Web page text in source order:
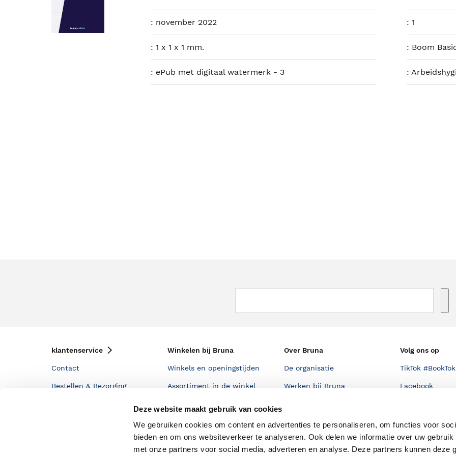
Deze website maakt gebruik van cookies
We gebruiken cookies om content en advertenties te personaliseren, om functies voor
bieden en om ons websiteverkeer te analyseren. Ook delen we informatie over uw
met onze partners voor social media, adverteren en analyse. Deze partners kunnen deze
: november 2022 :1
: 1 x 1 x 1 mm. : Boom
: ePub met digitaal watermerk - 3 :
klantenservice
Contact
Bestellen & Bezorging
Annuleren & Retourneren
Winkelen bij Bruna
Winkels en openingstijden
Assortiment in de winkel
Cadeauboxen
Staatsloterij
Over Bruna
De organisatie
Werken bij Bruna
De voordelen van Bruna
Responsible Disclosure
Statement
Volg ons op
TikTok #BookTok
Facebook